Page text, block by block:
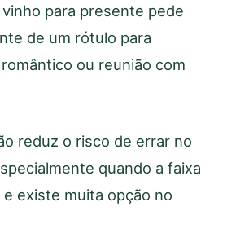
para presente pede
de um rótulo para
ou reunião com
reduz o risco de errar no
quando a faixa
existe muita opção no